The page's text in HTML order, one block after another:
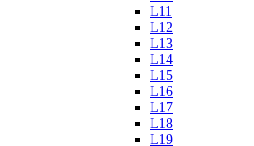
L11
L12
L13
L14
L15
L16
L17
L18
L19